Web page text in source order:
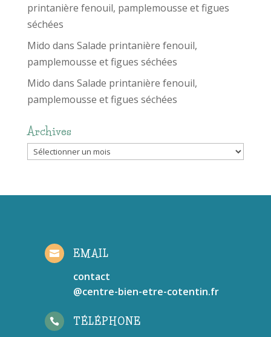
printanière fenouil, pamplemousse et figues
séchées
Mido dans Salade printanière fenouil,
pamplemousse et figues séchées
Mido dans Salade printanière fenouil,
pamplemousse et figues séchées
Archives
Archives
 EMAIL
contact
@centre-bien-etre-cotentin.fr
 TÉLÉPHONE